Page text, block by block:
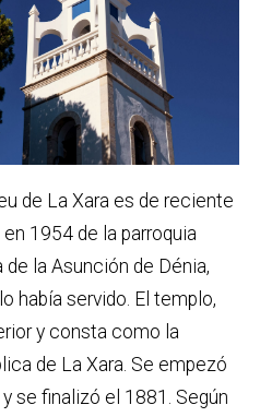
de La Xara es de reciente
1954 de la parroquia
la Asunción de Dénia,
había servido. El templo,
y consta como la
de La Xara. Se empezó
se finalizó el 1881. Según